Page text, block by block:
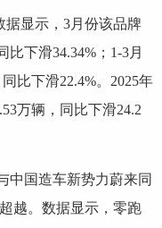
显示，3月份该品牌
下滑34.34%；1-3月
比下滑22.4%。2025年
万辆，同比下滑24.2
国造车新势力蔚来同
越。数据显示，零跑